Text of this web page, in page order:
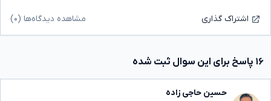
اشتراک گذاری مشاهده دیدگاه‌ها (۰)
۱۶ پاسخ برای این سوال ثبت شده
حسین حاجی زاده